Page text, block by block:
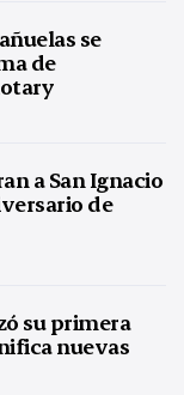
se
de
a San Ignacio
de
su primera
nuevas